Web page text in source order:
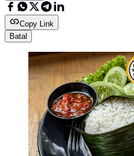
Copy Link
Batal